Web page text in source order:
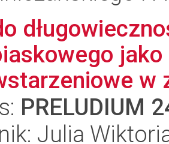
w
PRELUDIUM
Julia